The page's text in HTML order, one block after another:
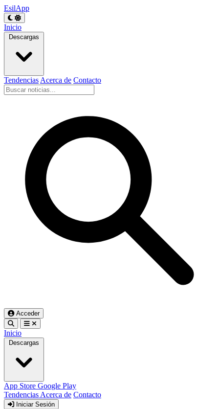
EsilApp
Inicio
Descargas
Tendencias Acerca de Contacto
Acceder
Inicio
Descargas
App Store Google Play
Tendencias Acerca de Contacto
Iniciar Sesión